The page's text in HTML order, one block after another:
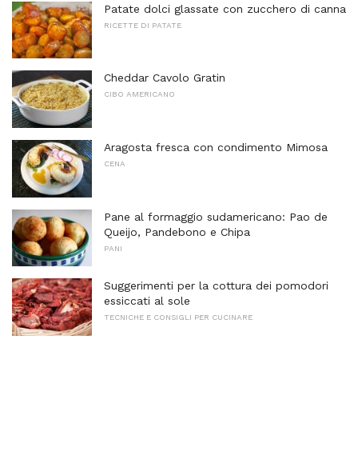
Patate dolci glassate con zucchero di canna
RICETTE DI PATATE
Cheddar Cavolo Gratin
CIBO AMERICANO
Aragosta fresca con condimento Mimosa
CENA
Pane al formaggio sudamericano: Pao de
Queijo, Pandebono e Chipa
PANI
Suggerimenti per la cottura dei pomodori
essiccati al sole
TECNICHE E CONSIGLI PER CUCINARE